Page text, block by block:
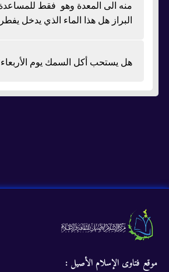
منه الى المعدة وهو فقط
البراز هل هذا الماء الذي يدخل يفطر
هل يستحب أكل السمك يوم
موقع فتاوى الإسلام الأصيل :